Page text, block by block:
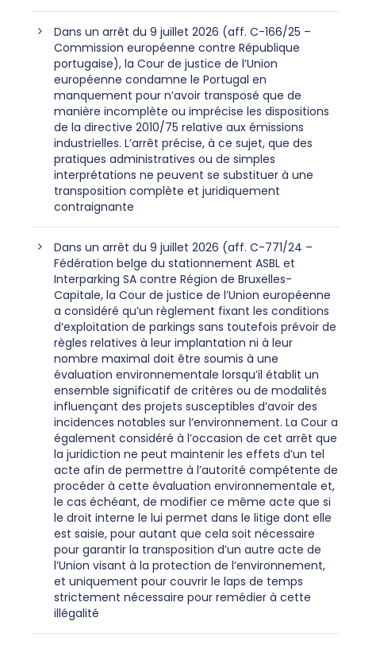
Dans un arrêt du 9 juillet 2026 (aff. C-166/25 –
Commission européenne contre République
portugaise), la Cour de justice de l’Union
européenne condamne le Portugal en
manquement pour n’avoir transposé que de
manière incomplète ou imprécise les dispositions
de la directive 2010/75 relative aux émissions
industrielles. L’arrêt précise, à ce sujet, que des
pratiques administratives ou de simples
interprétations ne peuvent se substituer à une
transposition complète et juridiquement
contraignante
Dans un arrêt du 9 juillet 2026 (aff. C-771/24 –
Fédération belge du stationnement ASBL et
Interparking SA contre Région de Bruxelles-
Capitale, la Cour de justice de l’Union européenne
a considéré qu’un règlement fixant les conditions
d’exploitation de parkings sans toutefois prévoir de
règles relatives à leur implantation ni à leur
nombre maximal doit être soumis à une
évaluation environnementale lorsqu’il établit un
ensemble significatif de critères ou de modalités
influençant des projets susceptibles d’avoir des
incidences notables sur l’environnement. La Cour a
également considéré à l’occasion de cet arrêt que
la juridiction ne peut maintenir les effets d’un tel
acte afin de permettre à l’autorité compétente de
procéder à cette évaluation environnementale et,
le cas échéant, de modifier ce même acte que si
le droit interne le lui permet dans le litige dont elle
est saisie, pour autant que cela soit nécessaire
pour garantir la transposition d’un autre acte de
l’Union visant à la protection de l’environnement,
et uniquement pour couvrir le laps de temps
strictement nécessaire pour remédier à cette
illégalité